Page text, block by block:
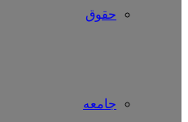
حقوق
جامعه